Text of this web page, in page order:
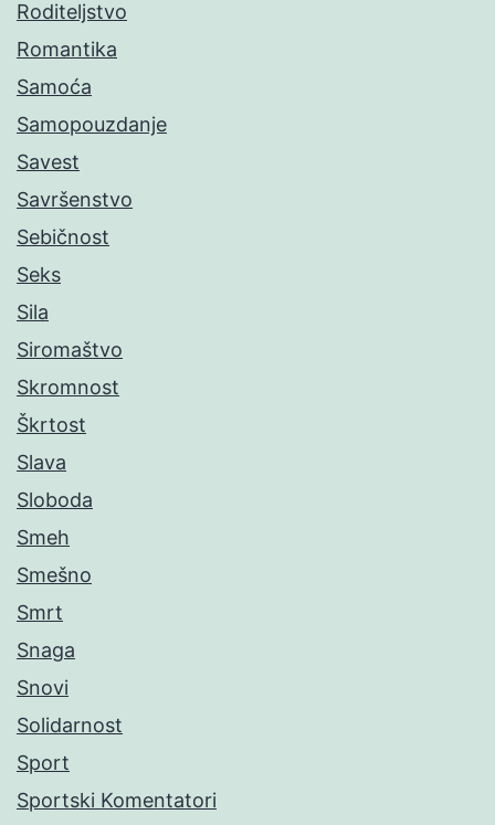
Roditeljstvo
Romantika
Samoća
Samopouzdanje
Savest
Savršenstvo
Sebičnost
Seks
Sila
Siromaštvo
Skromnost
Škrtost
Slava
Sloboda
Smeh
Smešno
Smrt
Snaga
Snovi
Solidarnost
Sport
Sportski Komentatori